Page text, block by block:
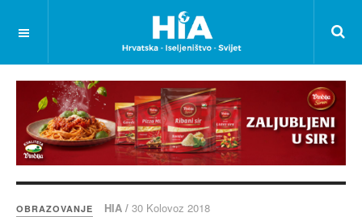
OBRAZOVANJE HIA / 30 Kolovoz 2018